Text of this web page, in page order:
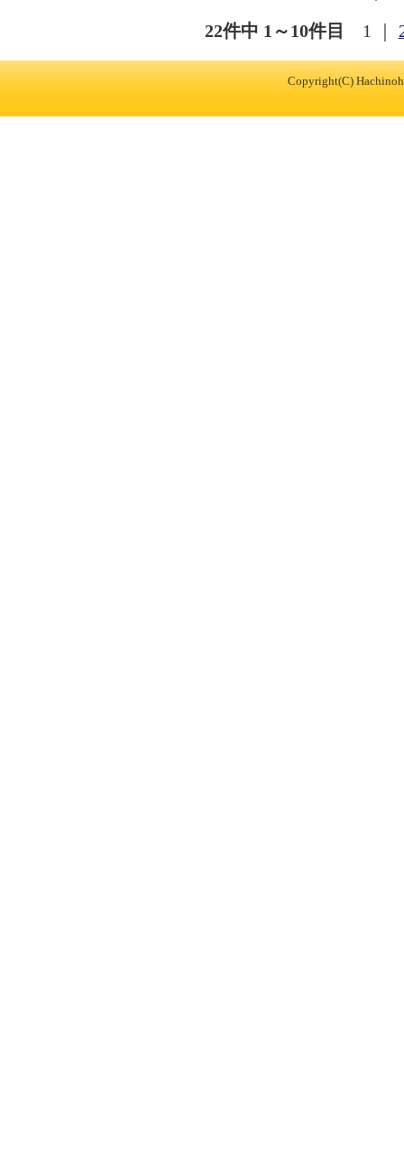
22件中 1～10件目 1
Copyright(C)